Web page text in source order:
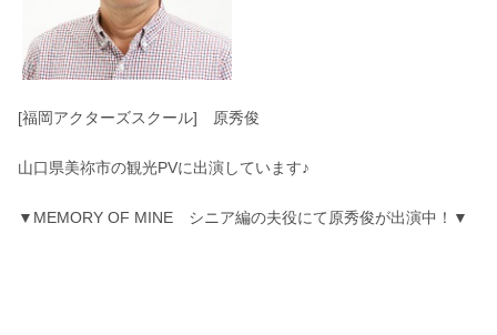
[福岡アクターズスクール] 原秀俊
山口県美祢市の観光PVに出演しています♪
▼MEMORY OF MINE シニア編の夫役にて原秀俊が出演中！▼